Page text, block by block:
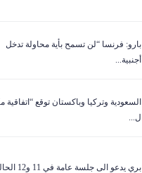
بارو: فرنسا “لن تسمح بأية محاولة تدخل
أجنبية...
السعودية وتركيا وباكستان توقع “اتفاقية
ل...
بري يدعو الى جلسة عامة في 11 و12 الحالي